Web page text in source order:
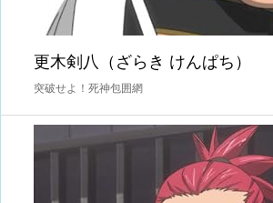
更木剣八（ざらき けんぱち）
突破せよ！死神包囲網